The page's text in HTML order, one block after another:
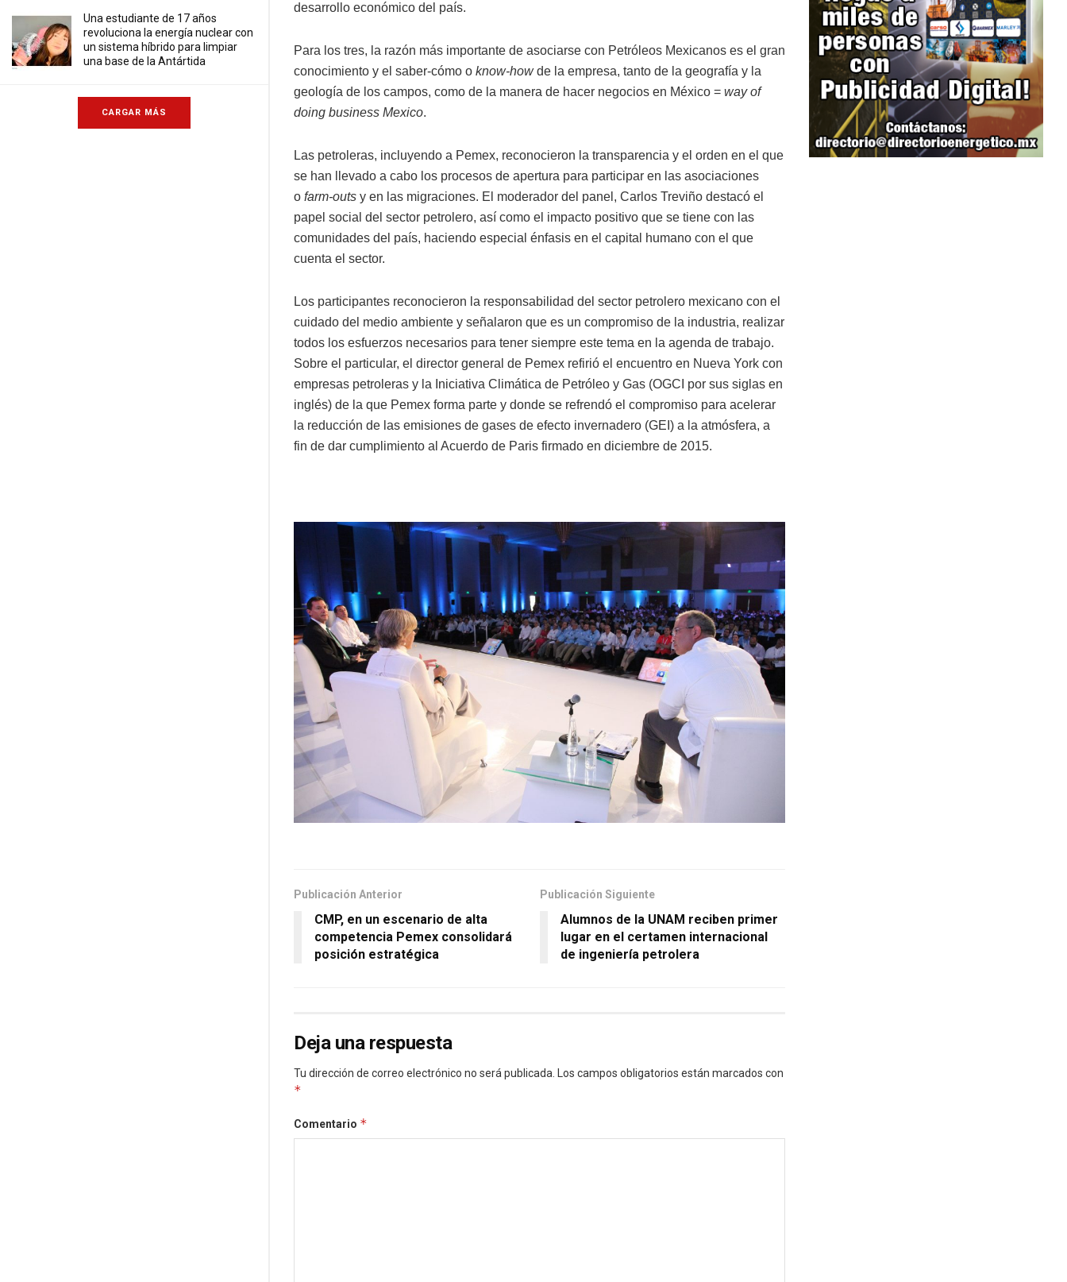
Una estudiante de 17 años
revoluciona la energía nuclear con
un sistema híbrido para limpiar
una base de la Antártida
CARGAR MÁS
desarrollo económico del país.
Para los tres, la razón más importante de asociarse con Petróleos Mexicanos es el gran
conocimiento y el saber-cómo o know-howde la empresa, tanto de la geografía y la
geología de los campos, como de la manera de hacer negocios en México = way of
doing business Mexico.
Las petroleras, incluyendo a Pemex, reconocieron la transparencia y el orden en el que
se han llevado a cabo los procesos de apertura para participar en las asociaciones
o farm-outs y en las migraciones. El moderador del panel, Carlos Treviño destacó el
papel social del sector petrolero, así como el impacto positivo que se tiene con las
comunidades del país, haciendo especial énfasis en el capital humano con el que
cuenta el sector.
Los participantes reconocieron la responsabilidad del sector petrolero mexicano con el
cuidado del medio ambiente y señalaron que es un compromiso de la industria, realizar
todos los esfuerzos necesarios para tener siempre este tema en la agenda de trabajo.
Sobre el particular, el director general de Pemex refirió el encuentro en Nueva York con
empresas petroleras y la Iniciativa Climática de Petróleo y Gas (OGCI por sus siglas en
inglés) de la que Pemex forma parte y donde se refrendó el compromiso para acelerar
la reducción de las emisiones de gases de efecto invernadero (GEI) a la atmósfera, a
fin de dar cumplimiento al Acuerdo de Paris firmado en diciembre de 2015.
Publicación Anterior
CMP, en un escenario de alta
competencia Pemex consolidará
posición estratégica
Publicación Siguiente
Alumnos de la UNAM reciben primer
lugar en el certamen internacional
de ingeniería petrolera
Deja una respuesta
Tu dirección de correo electrónico no será publicada. Los campos obligatorios están marcados con
*
Comentario *